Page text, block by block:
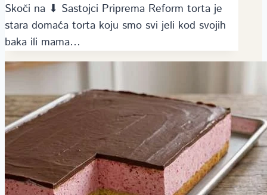
Skoči na ⬇ Sastojci Priprema Reform torta je
stara domaća torta koju smo svi jeli kod svojih
baka ili mama…